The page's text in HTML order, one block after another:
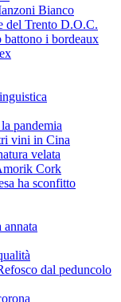
Bianco
del Trento D.O.C.
i bordeaux
pandemia
vini in Cina
velata
Cork
ha sconfitto
annata
dal peduncolo